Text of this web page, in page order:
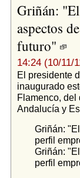
Griñán:
aspectos
futuro"
14:24 (10/11/
El presidente
inaugurado
Flamenco, del
Andalucía y
Griñán:
perfil
Griñán:
perfil